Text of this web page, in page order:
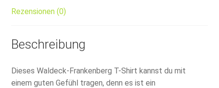
Rezensionen (0)
Beschreibung
Dieses Waldeck-Frankenberg T-Shirt kannst du mit
einem guten Gefühl tragen, denn es ist ein